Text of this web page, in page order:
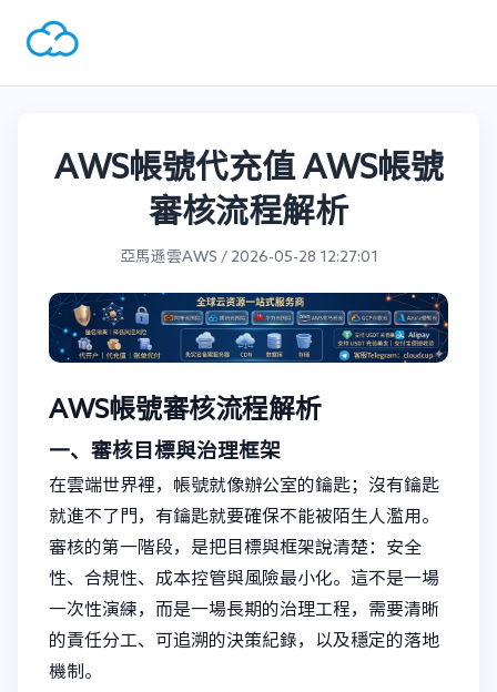
AWS帳號代充值 AWS帳號
審核流程解析
亞馬遜雲AWS / 2026-05-28 12:27:01
AWS帳號審核流程解析
一、審核目標與治理框架
在雲端世界裡，帳號就像辦公室的鑰匙；沒有鑰匙
就進不了門，有鑰匙就要確保不能被陌生人濫用。
審核的第一階段，是把目標與框架說清楚：安全
性、合規性、成本控管與風險最小化。這不是一場
一次性演練，而是一場長期的治理工程，需要清晰
的責任分工、可追溯的決策紀錄，以及穩定的落地
機制。